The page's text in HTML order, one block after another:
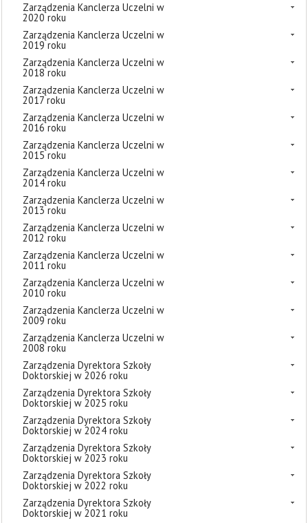
Zarządzenia Kanclerza Uczelni w
2020 roku
Zarządzenia Kanclerza Uczelni w
2019 roku
Zarządzenia Kanclerza Uczelni w
2018 roku
Zarządzenia Kanclerza Uczelni w
2017 roku
Zarządzenia Kanclerza Uczelni w
2016 roku
Zarządzenia Kanclerza Uczelni w
2015 roku
Zarządzenia Kanclerza Uczelni w
2014 roku
Zarządzenia Kanclerza Uczelni w
2013 roku
Zarządzenia Kanclerza Uczelni w
2012 roku
Zarządzenia Kanclerza Uczelni w
2011 roku
Zarządzenia Kanclerza Uczelni w
2010 roku
Zarządzenia Kanclerza Uczelni w
2009 roku
Zarządzenia Kanclerza Uczelni w
2008 roku
Zarządzenia Dyrektora Szkoły
Doktorskiej w 2026 roku
Zarządzenia Dyrektora Szkoły
Doktorskiej w 2025 roku
Zarządzenia Dyrektora Szkoły
Doktorskiej w 2024 roku
Zarządzenia Dyrektora Szkoły
Doktorskiej w 2023 roku
Zarządzenia Dyrektora Szkoły
Doktorskiej w 2022 roku
Zarządzenia Dyrektora Szkoły
Doktorskiej w 2021 roku